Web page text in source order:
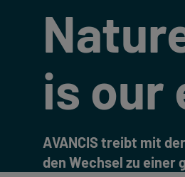
is our
AVANCIS treibt mit
den Wechsel zu einer